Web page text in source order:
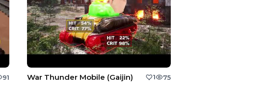
91 War Thunder Mobile (Gaijin) 1 75